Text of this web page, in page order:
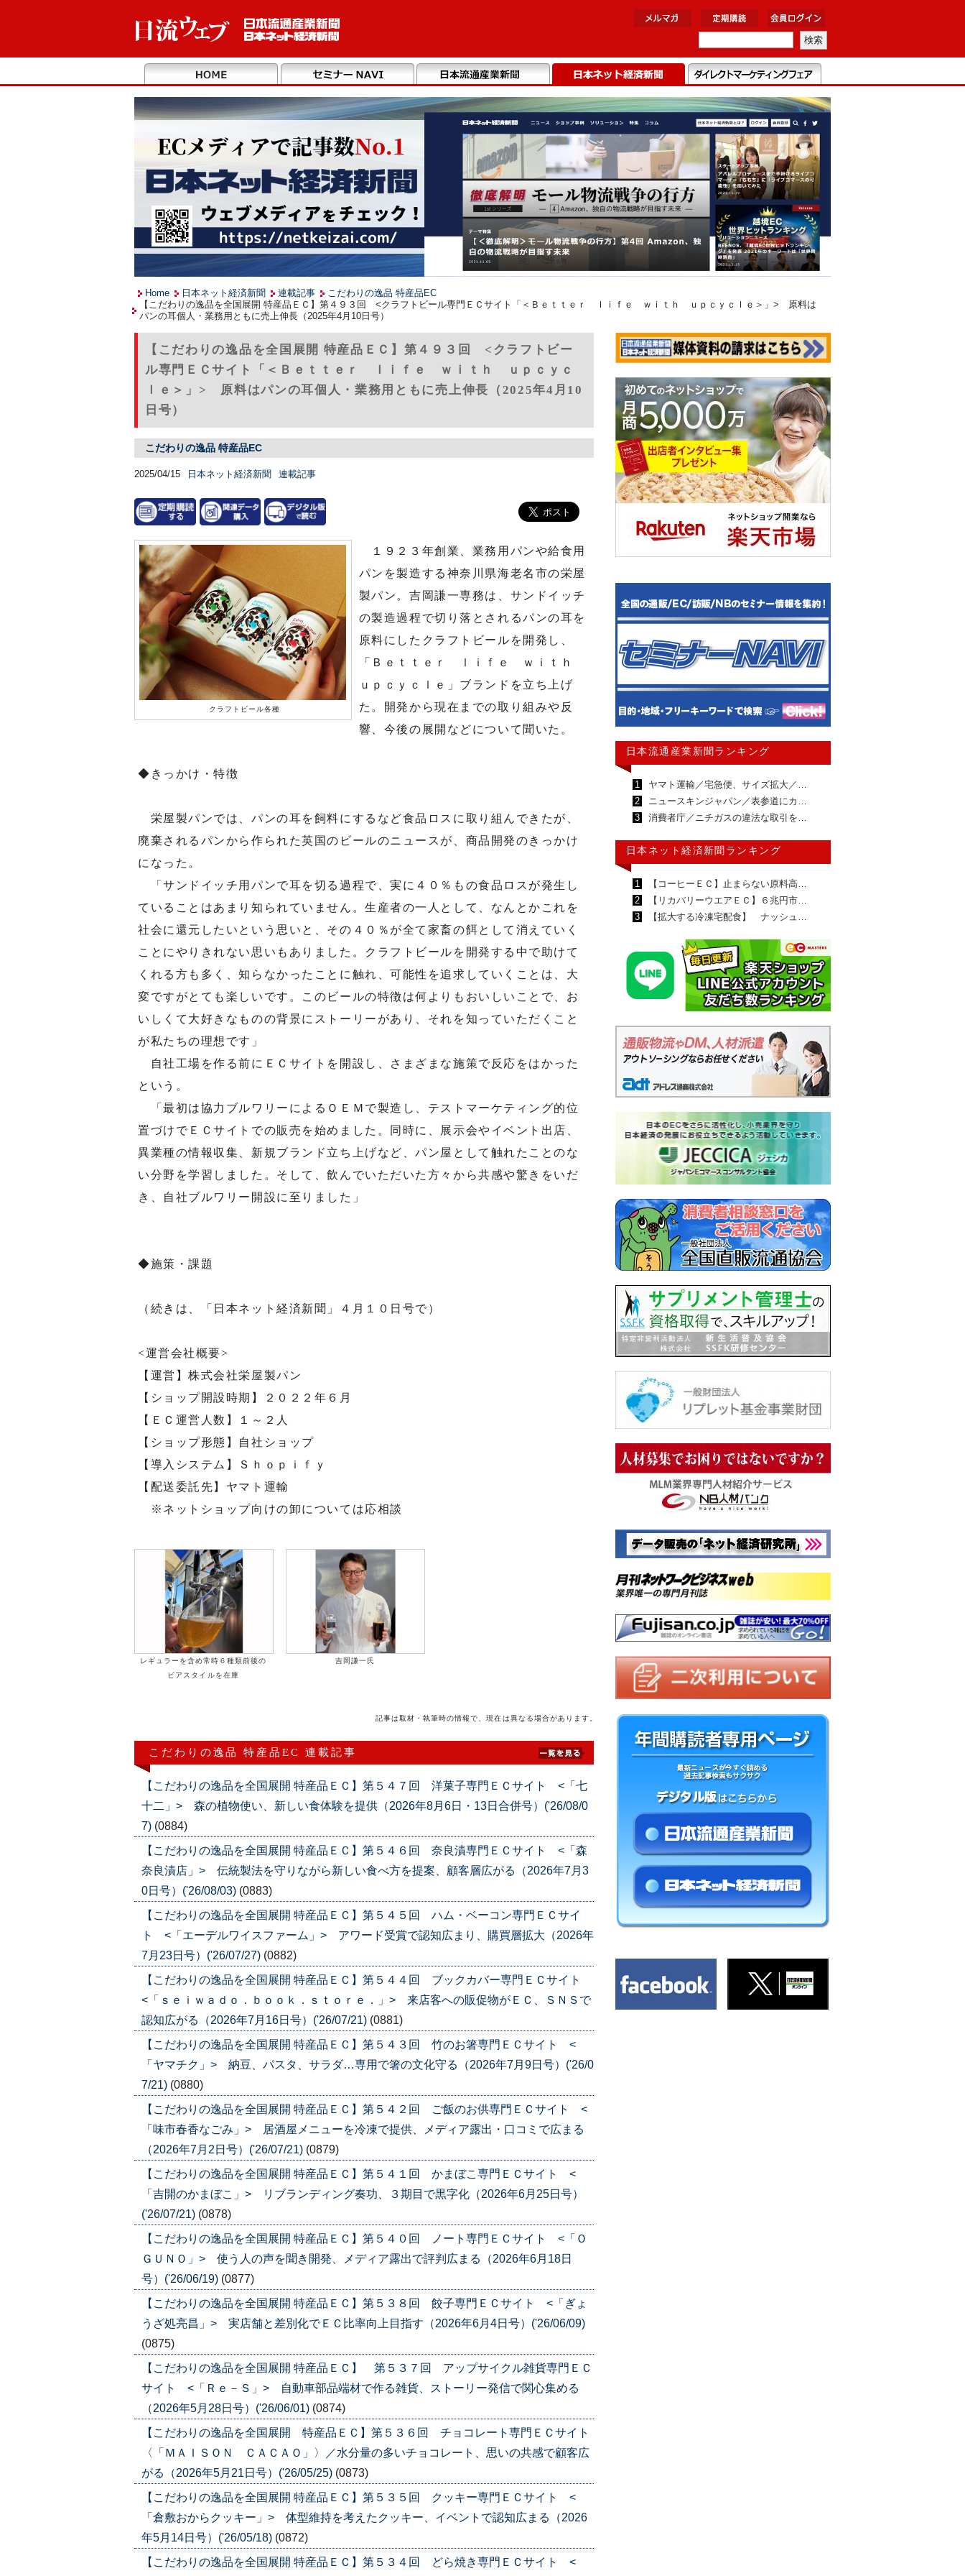
Home 日本ネット経済新聞 連載記事
こだわりの逸品 特産品EC
【こだわりの逸品を全国展開 特産品ＥＣ】第４９３回 <クラフトビール専門ＥＣサイト「＜Ｂｅｔｔｅｒ ｌｉｆｅ ｗｉｔｈ ｕｐｃｙｃｌｅ＞」> 原料は
パンの耳個人・業務用ともに売上伸長（2025年4月10日号）
【こだわりの逸品を全国展開 特産品ＥＣ】第４９３回 <クラフトビー
ル専門ＥＣサイト「＜Ｂｅｔｔｅｒ ｌｉｆｅ ｗｉｔｈ ｕｐｃｙｃ
ｌｅ＞」> 原料はパンの耳個人・業務用ともに売上伸長（2025年4月10
日号）
こだわりの逸品 特産品EC
2025/04/15 日本ネット経済新聞 連載記事
クラフトビール各種
１９２３年創業、業務用パンや給食用
パンを製造する神奈川県海老名市の栄屋
製パン。吉岡謙一専務は、サンドイッチ
の製造過程で切り落とされるパンの耳を
原料にしたクラフトビールを開発し、
「Ｂｅｔｔｅｒ ｌｉｆｅ ｗｉｔｈ
ｕｐｃｙｃｌｅ」ブランドを立ち上げ
た。開発から現在までの取り組みや反
響、今後の展開などについて聞いた。
◆きっかけ・特徴
栄屋製パンでは、パンの耳を飼料にするなど食品ロスに取り組んできたが、
廃棄されるパンから作られた英国のビールのニュースが、商品開発のきっかけ
になった。
「サンドイッチ用パンで耳を切る過程で、実に４０％もの食品ロスが発生し
ていることはあまり知られていません。生産者の一人として、なんとかこれを
社会に還元したいという思いと、その４０％が全て家畜の餌として消えていく
ことにやりきれない思いもありました。クラフトビールを開発する中で助けて
くれる方も多く、知らなかったことに触れ、可能性を追求していくことは、大
変ですがとても楽しいです。このビールの特徴は何よりもおいしいことで、お
いしくて大好きなものの背景にストーリーがあり、それを知っていただくこと
が私たちの理想です」
自社工場を作る前にＥＣサイトを開設し、さまざまな施策で反応をはかった
という。
「最初は協力ブルワリーによるＯＥＭで製造し、テストマーケティング的位
置づけでＥＣサイトでの販売を始めました。同時に、展示会やイベント出店、
異業種の情報収集、新規ブランド立ち上げなど、パン屋として触れたことのな
い分野を学習しました。そして、飲んでいただいた方々から共感や驚きをいだ
き、自社ブルワリー開設に至りました」
◆施策・課題
（続きは、「日本ネット経済新聞」４月１０日号で）
<運営会社概要>
【運営】株式会社栄屋製パン
【ショップ開設時期】２０２２年６月
【ＥＣ運営人数】１～２人
【ショップ形態】自社ショップ
【導入システム】Ｓｈｏｐｉｆｙ
【配送委託先】ヤマト運輸
※ネットショップ向けの卸については応相談
レギュラーを含め常時６種類前後の
ビアスタイルを在庫
吉岡謙一氏
記事は取材・執筆時の情報で、現在は異なる場合があります。
こだわりの逸品 特産品EC 連載記事
【こだわりの逸品を全国展開 特産品ＥＣ】第５４７回 洋菓子専門ＥＣサイト <「七
十二」> 森の植物使い、新しい食体験を提供（2026年8月6日・13日合併号）('26/08/0
7) (0884)
【こだわりの逸品を全国展開 特産品ＥＣ】第５４６回 奈良漬専門ＥＣサイト <「森
奈良漬店」> 伝統製法を守りながら新しい食べ方を提案、顧客層広がる（2026年7月3
0日号）('26/08/03) (0883)
【こだわりの逸品を全国展開 特産品ＥＣ】第５４５回 ハム・ベーコン専門ＥＣサイ
ト <「エーデルワイスファーム」> アワード受賞で認知広まり、購買層拡大（2026年
7月23日号）('26/07/27) (0882)
【こだわりの逸品を全国展開 特産品ＥＣ】第５４４回 ブックカバー専門ＥＣサイト
<「ｓｅｉｗａｄｏ．ｂｏｏｋ．ｓｔｏｒｅ．」> 来店客への販促物がＥＣ、ＳＮＳで
認知広がる（2026年7月16日号）('26/07/21) (0881)
【こだわりの逸品を全国展開 特産品ＥＣ】第５４３回 竹のお箸専門ＥＣサイト <
「ヤマチク」> 納豆、パスタ、サラダ…専用で箸の文化守る（2026年7月9日号）('26/0
7/21) (0880)
【こだわりの逸品を全国展開 特産品ＥＣ】第５４２回 ご飯のお供専門ＥＣサイト <
「味市春香なごみ」> 居酒屋メニューを冷凍で提供、メディア露出・口コミで広まる
（2026年7月2日号）('26/07/21) (0879)
【こだわりの逸品を全国展開 特産品ＥＣ】第５４１回 かまぼこ専門ＥＣサイト <
「吉開のかまぼこ」> リブランディング奏功、３期目で黒字化（2026年6月25日号）
('26/07/21) (0878)
【こだわりの逸品を全国展開 特産品ＥＣ】第５４０回 ノート専門ＥＣサイト <「Ｏ
ＧＵＮＯ」> 使う人の声を聞き開発、メディア露出で評判広まる（2026年6月18日
号）('26/06/19) (0877)
【こだわりの逸品を全国展開 特産品ＥＣ】第５３８回 餃子専門ＥＣサイト <「ぎょ
うざ処亮昌」> 実店舗と差別化でＥＣ比率向上目指す（2026年6月4日号）('26/06/09)
(0875)
【こだわりの逸品を全国展開 特産品ＥＣ】 第５３７回 アップサイクル雑貨専門ＥＣ
サイト <「Ｒｅ－Ｓ」> 自動車部品端材で作る雑貨、ストーリー発信で関心集める
（2026年5月28日号）('26/06/01) (0874)
【こだわりの逸品を全国展開 特産品ＥＣ】第５３６回 チョコレート専門ＥＣサイト
〈「ＭＡＩＳＯＮ ＣＡＣＡＯ」〉／水分量の多いチョコレート、思いの共感で顧客広
がる（2026年5月21日号）('26/05/25) (0873)
【こだわりの逸品を全国展開 特産品ＥＣ】第５３５回 クッキー専門ＥＣサイト <
「倉敷おからクッキー」> 体型維持を考えたクッキー、イベントで認知広まる（2026
年5月14日号）('26/05/18) (0872)
【こだわりの逸品を全国展開 特産品ＥＣ】第５３４回 どら焼き専門ＥＣサイト <
日本流通産業新聞ランキング
1
ヤマト運輸／宅急便、サイズ拡大／…
2
ニュースキンジャパン／表参道にカ…
3
消費者庁／ニチガスの違法な取引を…
日本ネット経済新聞ランキング
1
【コーヒーＥＣ】止まらない原料高…
2
【リカバリーウエアＥＣ】６兆円市…
3
【拡大する冷凍宅配食】 ナッシュ…